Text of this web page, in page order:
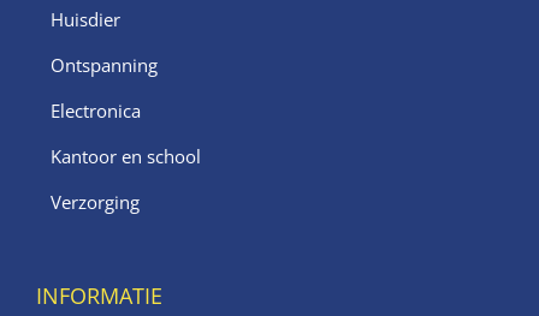
Huisdier
Ontspanning
Electronica
Kantoor en school
Verzorging
INFORMATIE